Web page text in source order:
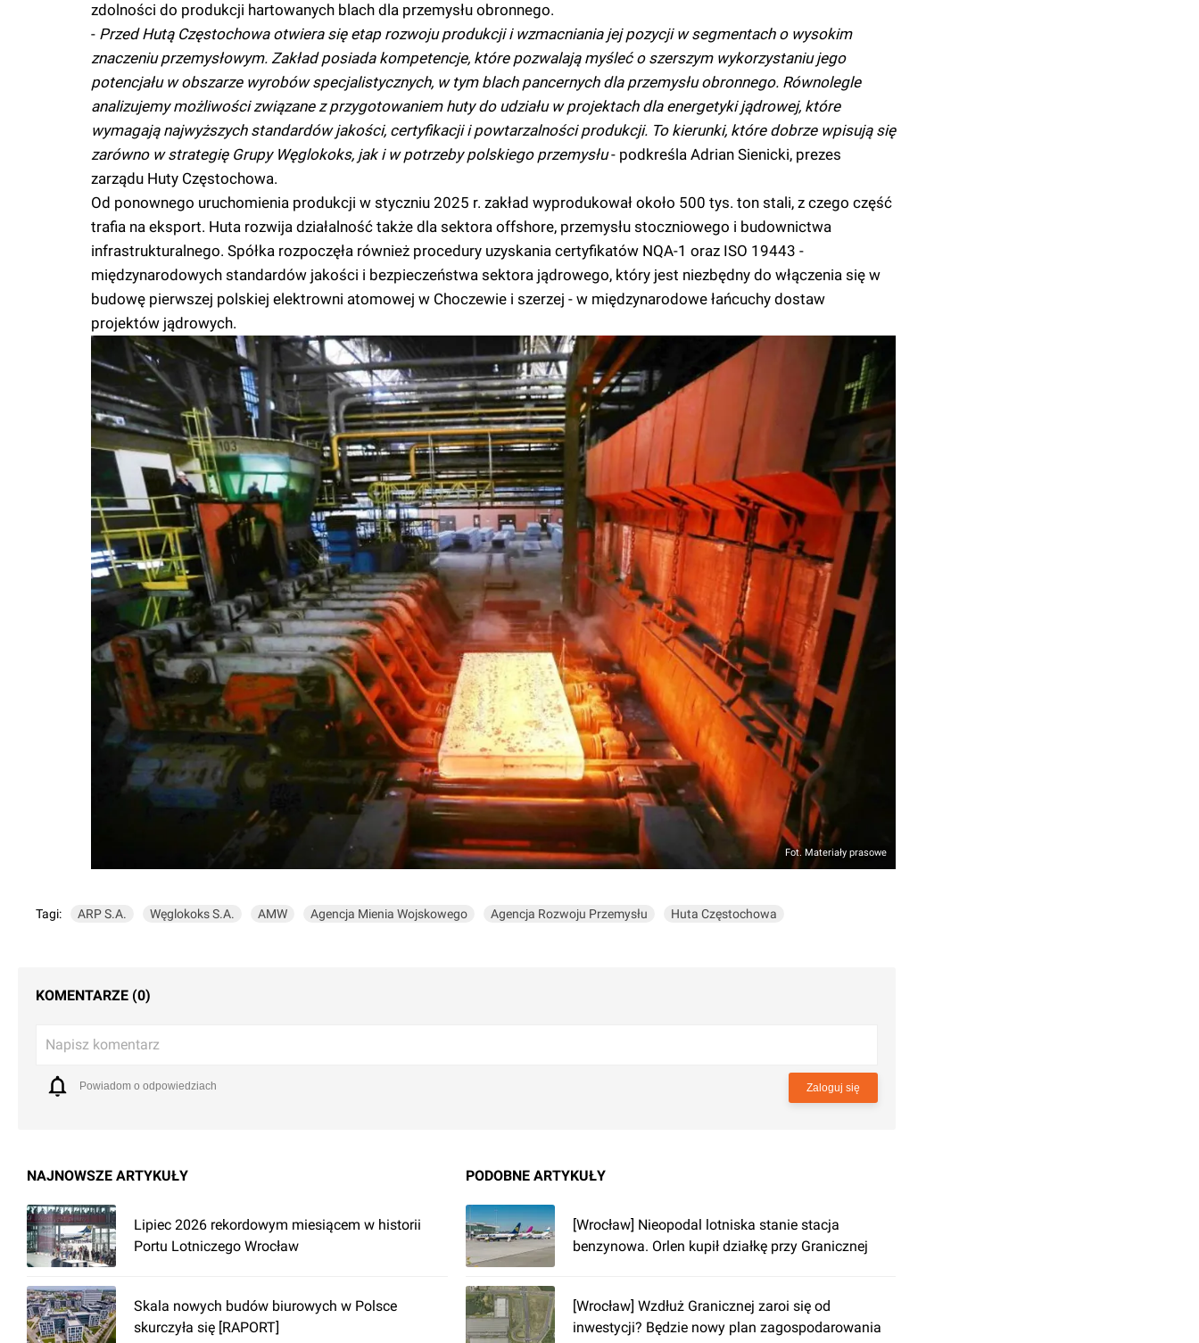
zdolności do produkcji hartowanych blach dla przemysłu obronnego.
- Przed Hutą Częstochowa otwiera się etap rozwoju produkcji i wzmacniania jej pozycji w segmentach o wysokim
znaczeniu przemysłowym. Zakład posiada kompetencje, które pozwalają myśleć o szerszym wykorzystaniu jego
potencjału w obszarze wyrobów specjalistycznych, w tym blach pancernych dla przemysłu obronnego. Równolegle
analizujemy możliwości związane z przygotowaniem huty do udziału w projektach dla energetyki jądrowej, które
wymagają najwyższych standardów jakości, certyfikacji i powtarzalności produkcji. To kierunki, które dobrze wpisują się
zarówno w strategię Grupy Węglokoks, jak i w potrzeby polskiego przemysłu- podkreśla Adrian Sienicki, prezes
zarządu Huty Częstochowa.
Od ponownego uruchomienia produkcji w styczniu 2025 r. zakład wyprodukował około 500 tys. ton stali, z czego część
trafia na eksport. Huta rozwija działalność także dla sektora offshore, przemysłu stoczniowego i budownictwa
infrastrukturalnego. Spółka rozpoczęła również procedury uzyskania certyfikatów NQA-1 oraz ISO 19443 -
międzynarodowych standardów jakości i bezpieczeństwa sektora jądrowego, który jest niezbędny do włączenia się w
budowę pierwszej polskiej elektrowni atomowej w Choczewie i szerzej - w międzynarodowe łańcuchy dostaw
projektów jądrowych.
Fot. Materiały prasowe
Tagi: ARP S.A. Węglokoks S.A. AMW Agencja Mienia Wojskowego Agencja Rozwoju Przemysłu Huta Częstochowa
KOMENTARZE (0)
Napisz komentarz
Powiadom o odpowiedziach Zaloguj się
NAJNOWSZE ARTYKUŁY
Lipiec 2026 rekordowym miesiącem w historii
Portu Lotniczego Wrocław
Skala nowych budów biurowych w Polsce
skurczyła się [RAPORT]
PODOBNE ARTYKUŁY
[Wrocław] Nieopodal lotniska stanie stacja
benzynowa. Orlen kupił działkę przy Granicznej
[Wrocław] Wzdłuż Granicznej zaroi się od
inwestycji? Będzie nowy plan zagospodarowania